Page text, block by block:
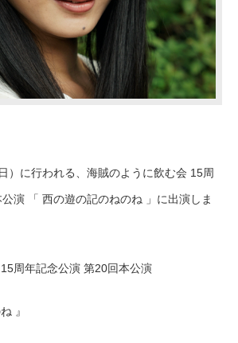
）に行われる、海賊のように飲む会 15周
演 「 西の遊の記のねのね 」に出演しま
周年記念公演 第20回本公演
』